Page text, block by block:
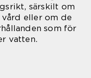
särskilt om
eller om de
som för
vatten.